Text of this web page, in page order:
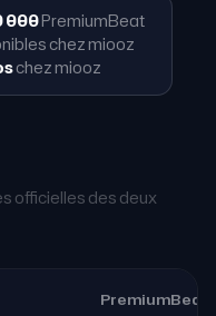
000PremiumBeat
chez miooz
chez miooz
officielles des deux
PremiumBeat